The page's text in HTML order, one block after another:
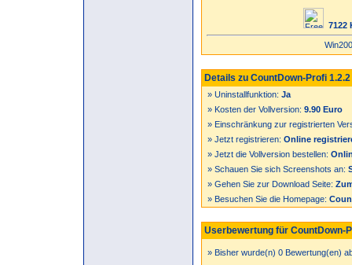
7122
Details zu CountDown-Profi 1.2.2
» Uninstallfunktion: Ja
» Kosten der Vollversion: 9.90 Euro
» Einschränkung zur registrierten
» Jetzt registrieren: Online
» Jetzt die Vollversion bestellen:
» Schauen Sie sich Screenshots an:
» Gehen Sie zur Download Seite:
» Besuchen Sie die Homepage:
Userbewertung für CountDown-
» Bisher wurde(n) 0 Bewertung(en)